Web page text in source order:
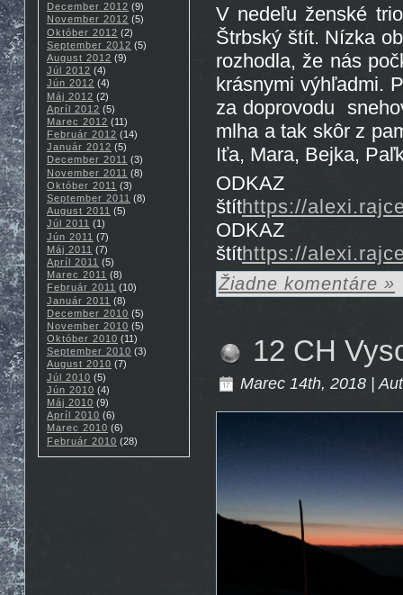
December 2012 (9)
November 2012 (5)
Október 2012 (2)
September 2012 (5)
August 2012 (9)
Júl 2012 (4)
Jún 2012 (4)
Máj 2012 (2)
Apríl 2012 (5)
Marec 2012 (11)
Február 2012 (14)
Január 2012 (5)
December 2011 (3)
November 2011 (8)
Október 2011 (3)
September 2011 (8)
August 2011 (5)
Júl 2011 (1)
Jún 2011 (7)
Máj 2011 (7)
Apríl 2011 (5)
Marec 2011 (8)
Február 2011 (10)
Január 2011 (8)
December 2010 (5)
November 2010 (5)
Október 2010 (11)
September 2010 (3)
August 2010 (7)
Júl 2010 (5)
Jún 2010 (4)
Máj 2010 (9)
Apríl 2010 (6)
Marec 2010 (6)
Február 2010 (28)
V nedeľu ženské
Štrbský štít. Nízka
rozhodla, že nás
krásnymi výhľadmi.
za doprovodu
mlha a tak skôr z
Iťa, Mara, Bejka,
štíthttps://
štíthttps://
Žiadne komentáre »
12 CH
Marec 14th, 2018 |